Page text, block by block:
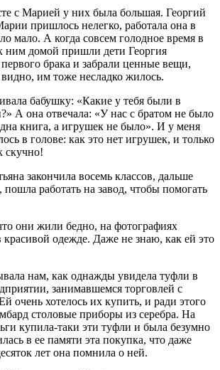
с Марией у них была большая. Георгий
пришлось нелегко, работала она в
мало. А когда совсем голодное время в
ним домой пришли дети Георгия
брака и забрали ценные вещи,
им тоже несладко жилось.
бабушку: «Какие у тебя были в
А она отвечала: «У нас с братом не было
книга, а игрушек не было». И у меня
в голове: как это нет игрушек, и только
скучно!
закончила восемь классов, дальше
пошла работать на завод, чтобы помогать
они жили бедно, на фотографиях
красивой одежде. Даже не знаю, как ей это
нам, как однажды увидела туфли в
занимавшемся торговлей с
очень хотелось их купить, и ради этого
столовые приборы из серебра. На
купила-таки эти туфли и была безумно
в ее памяти эта покупка, что даже
лет она помнила о ней.